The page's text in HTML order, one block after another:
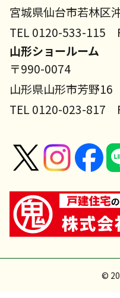
宮城県仙台市若林区
TEL 0120-533-115
山形ショールーム
〒990-0074
山形県山形市芳野16
TEL 0120-023-817
©